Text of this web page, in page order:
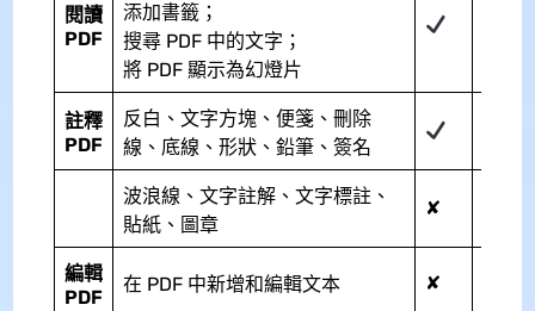
閱讀
PDF
添加書籤；
搜尋 PDF 中的文字；
將 PDF 顯示為幻燈片
註釋
PDF
反白、文字方塊、便箋、刪除
線、底線、形狀、鉛筆、簽名
波浪線、文字註解、文字標註、
貼紙、圖章
✘
編輯
PDF
在 PDF 中新增和編輯文本 ✘